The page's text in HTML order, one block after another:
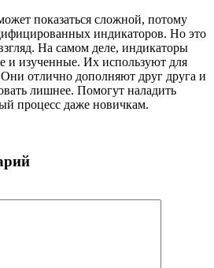
показаться сложной, потому
индикаторов. Но это
На самом деле, индикаторы
и изученные. Их используют для
отлично дополняют друг друга и
лишнее. Помогут наладить
процесс даже новичкам.